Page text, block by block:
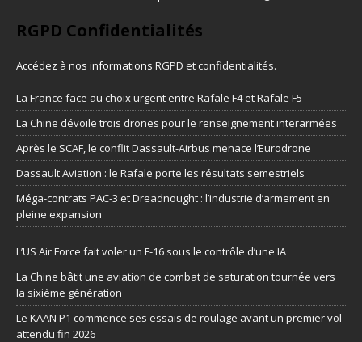
RGPD Confidentialités
Accédez à nos informations RGPD et confidentialités.
La France face au choix urgent entre Rafale F4 et Rafale F5
La Chine dévoile trois drones pour le renseignement interarmées
Après le SCAF, le conflit Dassault-Airbus menace l’Eurodrone
Dassault Aviation : le Rafale porte les résultats semestriels
Méga-contrats PAC-3 et Dreadnought : l’industrie d’armement en
pleine expansion
L’US Air Force fait voler un F-16 sous le contrôle d’une IA
La Chine bâtit une aviation de combat de saturation tournée vers
la sixième génération
Le KAAN P1 commence ses essais de roulage avant un premier vol
attendu fin 2026